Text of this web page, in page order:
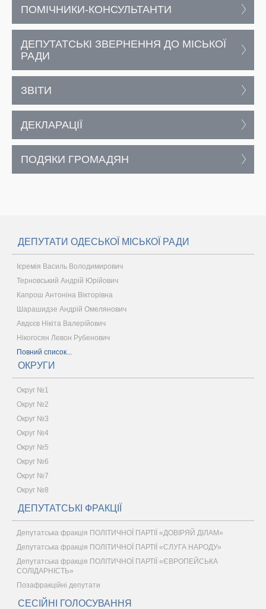
ПОМІЧНИКИ-КОНСУЛЬТАНТИ
ДЕПУТАТСЬКІ ЗВЕРНЕННЯ ДО МІСЬКОЇ
РАДИ
ЗВІТИ
ДЕКЛАРАЦІЇ
ПОДЯКИ ГРОМАДЯН
ДЕПУТАТИ ОДЕСЬКОЇ МІСЬКОЇ РАДИ
Ієремія Василь Володимирович
Терновський Андрій Юрійович
Капрош Антоніна Вікторівна
Шарашидзе Андрій Омелянович
Авдєєв Нікіта Валерійович
Нікогосян Левон Рубенович
Повний список...
ОКРУГИ
Округ №1
Округ №2
Округ №3
Округ №4
Округ №5
Округ №6
Округ №7
Округ №8
ДЕПУТАТСЬКІ ФРАКЦІЇ
Депутатська фракція ПОЛІТИЧНОЇ ПАРТІЇ «ДОВІРЯЙ ДІЛАМ»
Депутатська фракція ПОЛІТИЧНОЇ ПАРТІЇ «СЛУГА НАРОДУ»
Депутатська фракція ПОЛІТИЧНОЇ ПАРТІЇ «ЄВРОПЕЙСЬКА
СОЛІДАРНІСТЬ»
Позафракційні депутати
СЕСІЙНІ ГОЛОСУВАННЯ